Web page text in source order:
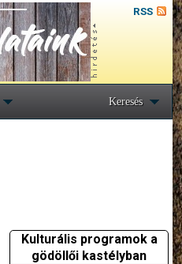
RSS
Keresés
Kulturális programok a
gödöllői kastélyban